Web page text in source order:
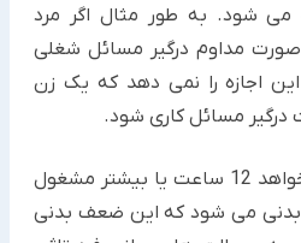
می شود. به طور مثال اگر مرد
ساعت به صورت مداوم درگیر مسائل شغلی
اجازه را نمی دهد که یک زن
حال اگر زنی به هر دلیل بخواهد 12 ساعت یا بیشتر مشغول
بدنی می شود که این ضعف بدنی